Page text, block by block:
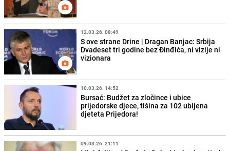
12.03.26. 08:49
S ove strane Drine | Dragan Banjac: Srbija
Dvadeset tri godine bez Đinđića, ni vizije ni
vizionara
10.03.26. 14:52
Bursać: Budžet za zločince i ubice
prijedorske djece, tišina za 102 ubijena
djeteta Prijedora!
09.03.26. 21:11